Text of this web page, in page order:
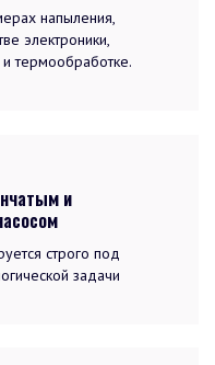
напыления,
электроники,
термообработке.
и
строго под
задачи